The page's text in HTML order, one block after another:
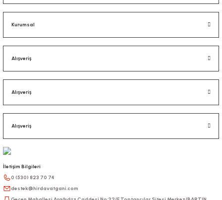
Kurumsal
Alışveriş
Alışveriş
Alışveriş
İletişim Bilgileri
0 (530) 823 70 74
destek@hirdavatgani.com